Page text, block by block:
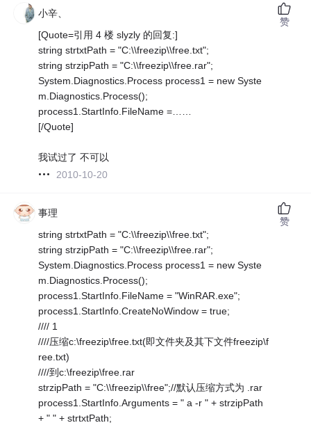
小辛、
[Quote=引用 4 楼 slyzly 的回复:]
string strtxtPath = "C:\\freezip\\free.txt";
string strzipPath = "C:\\freezip\\free.rar";
System.Diagnostics.Process process1 = new Syste
m.Diagnostics.Process();
process1.StartInfo.FileName =……
[/Quote]
我试过了 不可以
2010-10-20
赞
事理
string strtxtPath = "C:\\freezip\\free.txt";
string strzipPath = "C:\\freezip\\free.rar";
System.Diagnostics.Process process1 = new Syste
m.Diagnostics.Process();
process1.StartInfo.FileName = "WinRAR.exe";
process1.StartInfo.CreateNoWindow = true;
//// 1
////压缩c:\freezip\free.txt(即文件夹及其下文件freezip\f
ree.txt)
////到c:\freezip\free.rar
strzipPath = "C:\\freezip\\free";//默认压缩方式为 .rar
process1.StartInfo.Arguments = " a -r " + strzipPath
+ " " + strtxtPath;
赞